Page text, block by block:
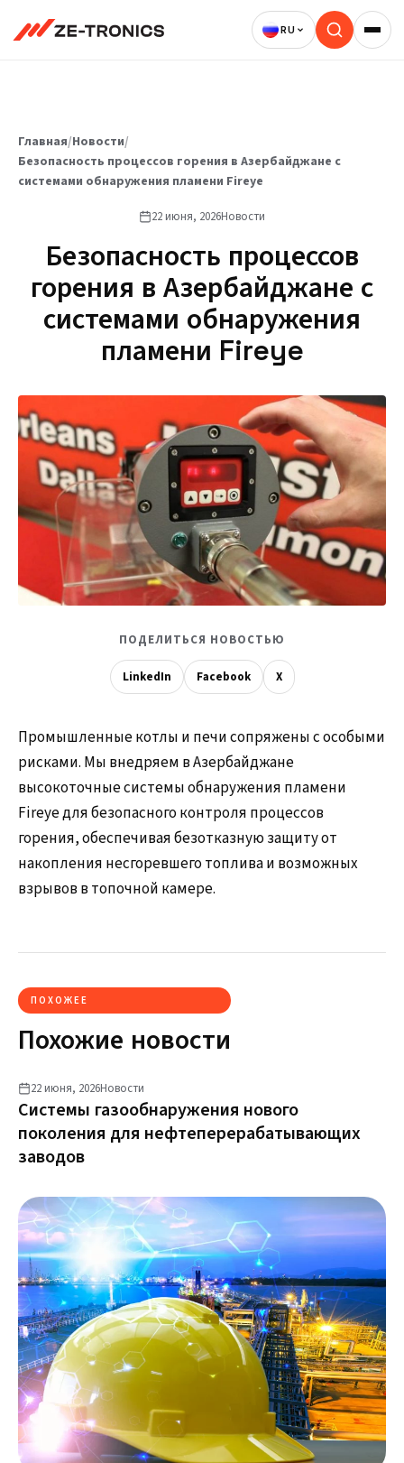
Главная/Новости/
Безопасность процессов горения в Азербайджане с
системами обнаружения пламени Fireye
22 июня, 2026Новости
Безопасность процессов
горения в Азербайджане с
системами обнаружения
пламени Fireye
ПОДЕЛИТЬСЯ НОВОСТЬЮ
LinkedIn Facebook X
Промышленные котлы и печи сопряжены с особыми
рисками. Мы внедряем в Азербайджане
высокоточные системы обнаружения пламени
Fireye для безопасного контроля процессов
горения, обеспечивая безотказную защиту от
накопления несгоревшего топлива и возможных
взрывов в топочной камере.
ПОХОЖЕЕ
Похожие новости
22 июня, 2026Новости
Системы газообнаружения нового
поколения для нефтеперерабатывающих
заводов